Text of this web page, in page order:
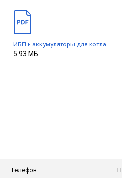
ИБП и аккумуляторы для котла
5.93 МБ
Телефон